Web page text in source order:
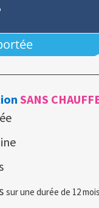
SANS
sur une durée de 12 mois